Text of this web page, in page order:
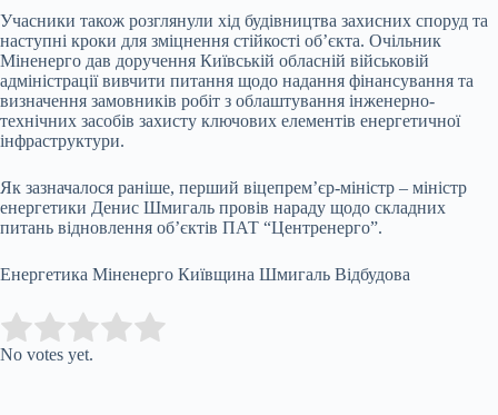
Учасники також розглянули хід будівництва захисних споруд та
наступні кроки для зміцнення стійкості об’єкта. Очільник
Міненерго дав доручення Київській обласній військовій
адміністрації вивчити питання щодо надання фінансування та
визначення замовників робіт з облаштування інженерно-
технічних засобів захисту ключових елементів енергетичної
інфраструктури.
Як зазначалося раніше, перший віцепрем’єр-міністр – міністр
енергетики Денис Шмигаль провів нараду щодо складних
питань відновлення об’єктів ПАТ “Центренерго”.
Енергетика Міненерго Київщина Шмигаль Відбудова
Rate this item:
No votes yet.